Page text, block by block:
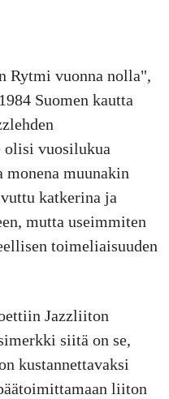
Rytmi vuonna nolla",
Suomen kautta
olisi vuosilukua
monena muunakin
katkerina ja
mutta useimmiten
toimeliaisuuden
Jazzliiton
siitä on se,
kustannettavaksi
liiton